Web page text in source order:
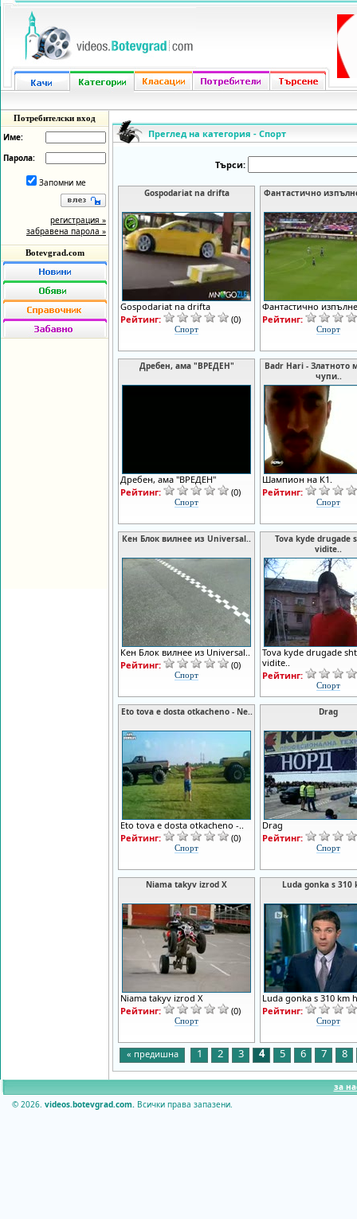
Потребителски вход
Име:
Парола:
Запомни ме
регистрация »
забравена парола »
Botevgrad.com
Преглед на категория - Спорт
Търси:
Gospodariat na drifta
Gospodariat na drifta
Рейтинг:
(0)
Спорт
Фантастично
Фантастично
Рейтинг:
Спорт
Дребен, ама "ВРЕДЕН"
Дребен, ама "ВРЕДЕН"
Рейтинг:
(0)
Спорт
Badr Hari - Златното
чупи..
Шампион на К1.
Рейтинг:
Спорт
Кен Блок вилнее из Universal..
Кен Блок вилнее из Universal..
Рейтинг:
(0)
Спорт
Tova kyde drugade
vidite..
Tova kyde drugade
vidite..
Рейтинг:
Спорт
Eto tova e dosta otkacheno - Ne..
Eto tova e dosta otkacheno -..
Рейтинг:
(0)
Спорт
Drag
Drag
Рейтинг:
Спорт
Niama takyv izrod X
Niama takyv izrod X
Рейтинг:
(0)
Спорт
Luda gonka s 310
Luda gonka s 310 km h
Рейтинг:
Спорт
« предишна 1 2 3 4 5 6 7 8
за
© 2026. videos.botevgrad.com. Всички права запазени.